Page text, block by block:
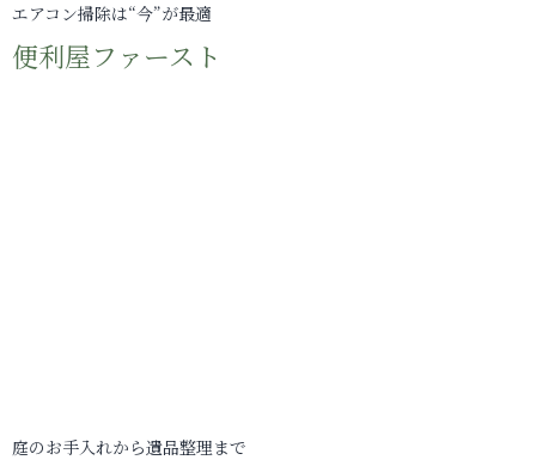
エアコン掃除は“今”が最適
便利屋ファースト
庭のお手入れから遺品整理まで